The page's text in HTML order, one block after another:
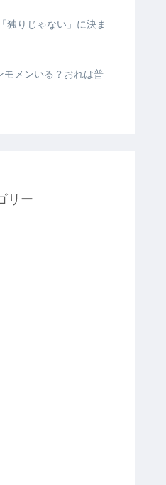
独りじゃない」に決ま
モメンいる？おれは普
リー